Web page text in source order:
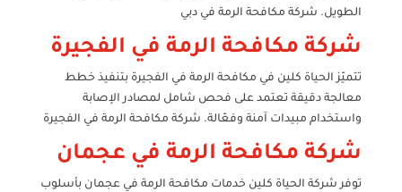
الطويل. شركة مكافحة الرمة في دبي
شركة مكافحة الرمة في الفجيرة
تتميّز الحياة كلين في مكافحة الرمة في الفجيرة بتنفيذ خطط
معالجة دقيقة تعتمد على فحص شامل لمصادر الإصابة
واستخدام مبيدات آمنة وفعّالة. شركة مكافحة الرمة في الفجيرة
شركة مكافحة الرمة في عجمان
توفر شركة الحياة كلين خدمات مكافحة الرمة في عجمان بأسلوب